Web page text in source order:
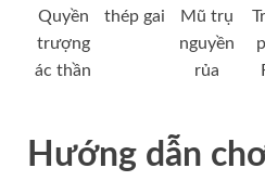
Quyền
trượng
ác thần
thép gai
Mũ trụ
nguyền
rủa
Hướng dẫn